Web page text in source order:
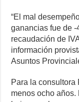
b
o
o
k
p
p
“El mal
ganancias fue de
recaudación de
información
Asuntos
Para la consultora
menos ocho años.